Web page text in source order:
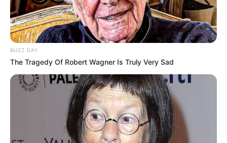
organisierte Dampferfahrten unternehmen kann. Seit
1928 besteht diese Schifffahrtstradition auf dem
Klempowsee mit der alten Dame Hertha, der 1886
gebaute Berliner Dampfer, wonach die jungen
Gründer 1892 ihren Fußballverein HERTHA BSC
1892 e.V. benannten. Eine einmalige und
spannende Historie mit glimpflichem Schicksal: Die
Reeder-Familie Dentler rettete das altberliner
Original 1968 vor dem Hochofen. Sie zog das Schiff
in Berlin vom Schrott, ohne zu wissen, dass es sich
um "die alte Dame HERTHA" handelte. In Bantikow
und Wusterhausen gibt es außerdem
BUZZ DAY
The Tragedy Of Robert Wagner Is Truly Very Sad